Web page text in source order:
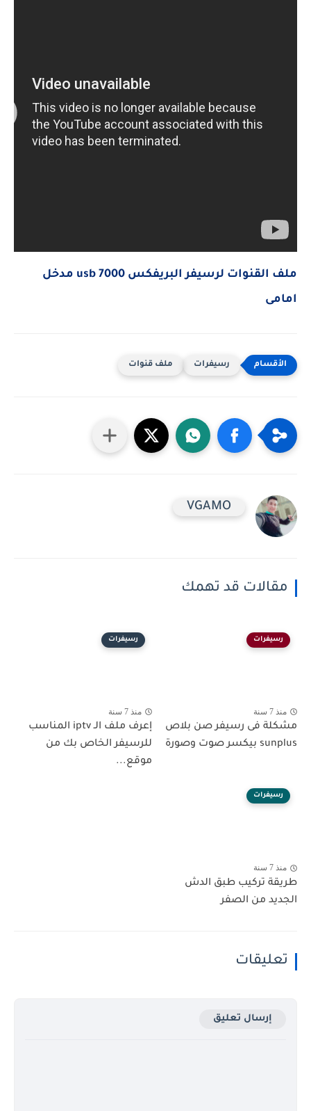
ملف القنوات لرسيفر البريفكس 7000 usb مدخل
امامى
رسيفرات ملف قنوات
VGAMO
مقالات قد تهمك
رسيفرات
منذ 7 سنة
مشكلة فى رسيفر صن بلاص
sunplus بيكسر صوت وصورة
رسيفرات
منذ 7 سنة
إعرف ملف الـ iptv المناسب
للرسيفر الخاص بك من
موقع...
رسيفرات
منذ 7 سنة
طريقة تركيب طبق الدش
الجديد من الصفر
تعليقات
إرسال تعليق